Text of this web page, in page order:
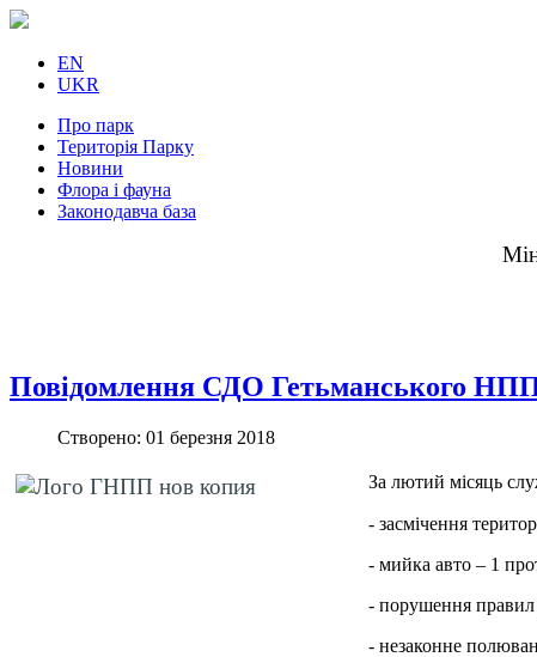
EN
UKR
Про парк
Територія Парку
Новини
Флора і фауна
Законодавча база
Повідомлення СДО Гетьманського
Створено: 01 березня 2018
За лютий місяць
- засмічення
- мийка авто – 1
- порушення правил
- незаконне